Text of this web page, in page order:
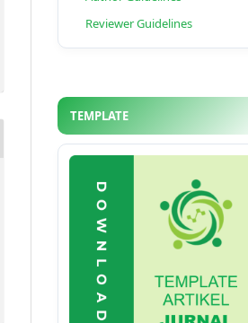
Reviewer Guidelines
TEMPLATE